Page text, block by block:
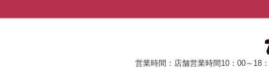
営業時間：店舗営業時間10：00～18